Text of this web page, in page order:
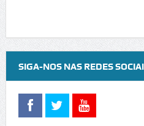
SIGA-NOS NAS REDES